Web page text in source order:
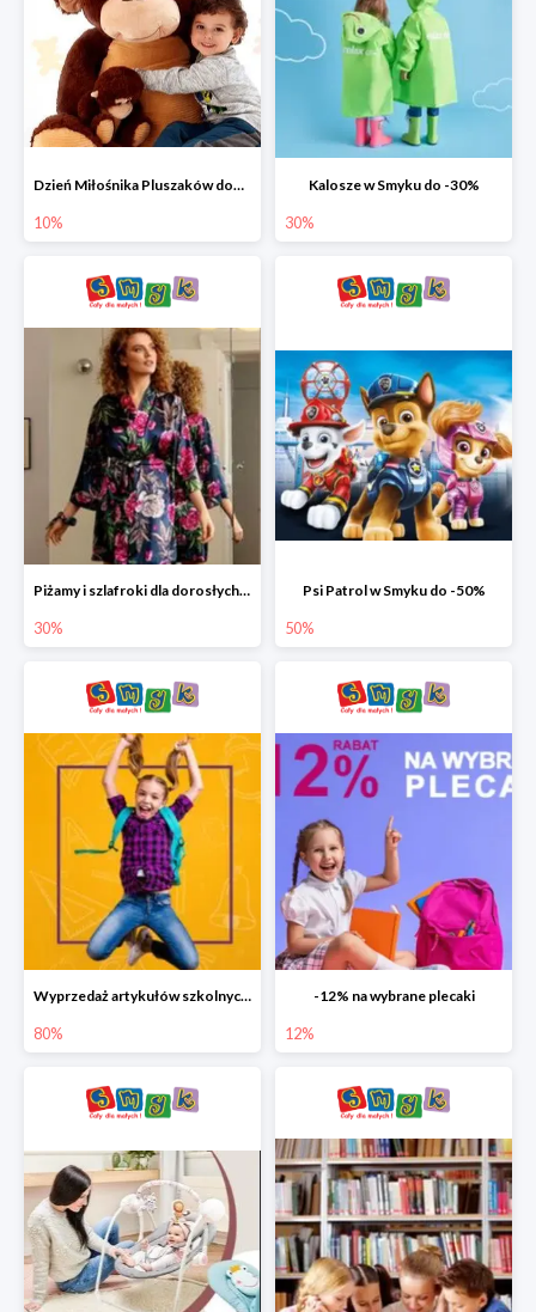
Dzień Miłośnika Pluszaków dodatkowy rabat -10%
10%
Kalosze w Smyku do -30%
30%
Piżamy i szlafroki dla dorosłych w Smyku do -30%
30%
Psi Patrol w Smyku do -50%
50%
Wyprzedaż artykułów szkolnych w Smyku do -80%
80%
-12% na wybrane plecaki
12%